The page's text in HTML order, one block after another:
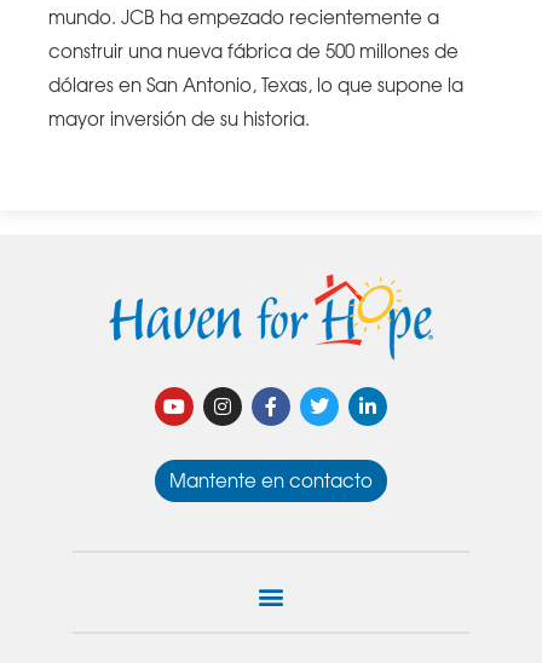
mundo. JCB ha empezado recientemente a
construir una nueva fábrica de 500 millones de
dólares en San Antonio, Texas, lo que supone la
mayor inversión de su historia.
Mantente en contacto